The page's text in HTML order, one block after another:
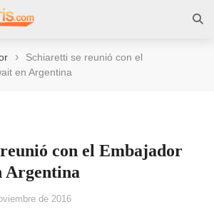
›
Schiaretti se reunió con el
en Argentina
con el Embajador
Argentina
de 2016